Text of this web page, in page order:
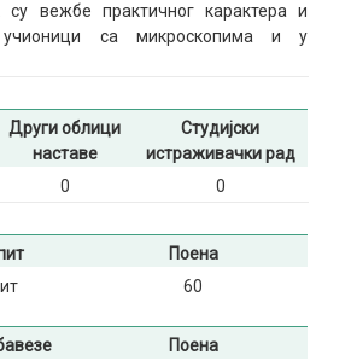
су вежбе практичног карактера и
са микроскопима и у
Други облици
наставе
Студијски
истраживачки рад
0
0
Поена
60
Поена